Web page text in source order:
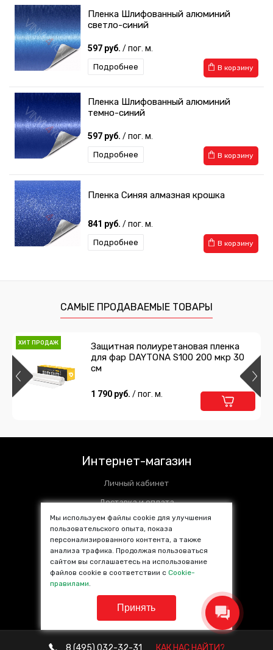
Пленка Шлифованный алюминий
светло-синий
597 руб. / пог. м.
В корзину
Подробнее
Пленка Шлифованный алюминий
темно-синий
597 руб. / пог. м.
В корзину
Подробнее
Пленка Синяя алмазная крошка
841 руб. / пог. м.
В корзину
Подробнее
САМЫЕ ПРОДАВАЕМЫЕ ТОВАРЫ
ХИТ ПРОДАЖ
Защитная полиуретановая пленка
для фар DAYTONA S100 200 мкр 30
см
1 790 руб. / пог. м.
Интернет-магазин
Личный кабинет
Доставка и оплата
Установочные центры
Контакты
SALE %
Популярные товары
8 (495) 032-32-31 КАК НАС НАЙТИ?
Мы используем файлы cookie для улучшения
пользовательского опыта, показа
персонализированного контента, а также
анализа трафика. Продолжая пользоваться
сайтом вы соглашаетесь на использование
файлов cookie в соответствии сCookie-
правилами.
Принять